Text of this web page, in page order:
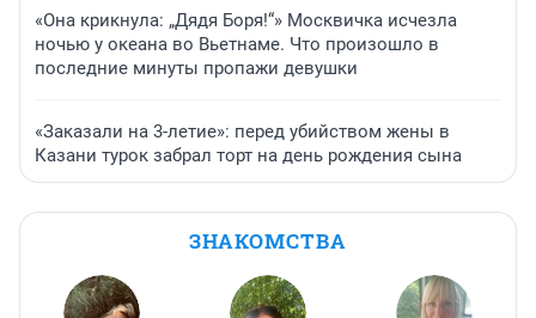
«Она крикнула: „Дядя Боря!“» Москвичка исчезла
ночью у океана во Вьетнаме. Что произошло в
последние минуты пропажи девушки
«Заказали на 3-летие»: перед убийством жены в
Казани турок забрал торт на день рождения сына
ЗНАКОМСТВА